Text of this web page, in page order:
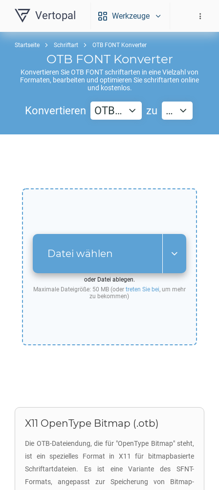
Vertopal Werkzeuge
Startseite Schriftart OTB FONT Konverter
OTB FONTKonverter
Konvertieren SieOTB FONT schriftarten in eine Vielzahl von
Formaten, bearbeiten und optimieren Sie schriftarten online
und kostenlos.
Konvertieren OTB… zu …
Datei wählen
oder Datei ablegen.
Maximale Dateigröße: 50 MB (oder treten Sie bei, um mehr
zu bekommen)
X11 OpenType Bitmap (.otb)
Die OTB-Dateiendung, die für "OpenType Bitmap" steht,
ist ein spezielles Format in X11 für bitmapbasierte
Schriftartdateien. Es ist eine Variante des SFNT-
Formats, angepasst zur Speicherung von Bitmap-